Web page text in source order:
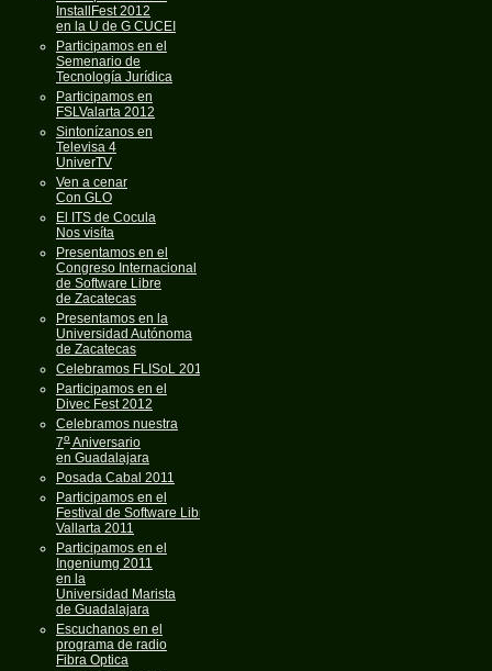
InstallFest 2012
en la U de G CUCEI
Participamos en el
Semenario de
Tecnología Jurídica
Participamos en
FSLValarta 2012
Sintonízanos en
Televisa 4
UniverTV
Ven a cenar
Con GLO
El ITS de Cocula
Nos visíta
Presentamos en el
Congreso Internacional
de Software Libre
de Zacatecas
Presentamos en la
Universidad Autónoma
de Zacatecas
Celebramos FLISoL 2012
Participamos en el
Divec Fest 2012
Celebramos nuestra
7oAniversario
en Guadalajara
Posada Cabal 2011
Participamos en el
Festival de Software Libre
Vallarta 2011
Participamos en el
Ingeniumg 2011
en la
Universidad Marista
de Guadalajara
Escuchanos en el
programa de radio
Fibra Optica